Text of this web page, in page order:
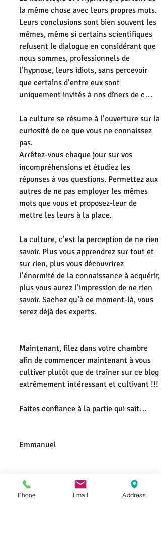
la même chose avec leurs propres mots.
Leurs conclusions sont bien souvent les
mêmes, même si certains scientifiques
refusent le dialogue en considérant que
nous sommes, professionnels de
l’hypnose, leurs idiots, sans percevoir
que certains d’entre eux sont
uniquement invités à nos dîners de c…
La culture se résume à l’ouverture sur la
curiosité de ce que vous ne connaissez
pas.
Arrêtez-vous chaque jour sur vos
incompréhensions et étudiez les
réponses à vos questions. Permettez aux
autres de ne pas employer les mêmes
mots que vous et proposez-leur de
mettre les leurs à la place.
La culture, c’est la perception de ne rien
savoir. Plus vous apprendrez sur tout et
sur rien, plus vous découvrirez
l’énormité de la connaissance à acquérir,
plus vous aurez l’impression de ne rien
savoir. Sachez qu’à ce moment-là, vous
serez déjà des experts.
Maintenant, filez dans votre chambre
afin de commencer maintenant à vous
cultiver plutôt que de traîner sur ce blog
extrêmement intéressant et cultivant !!!
Faites confiance à la partie qui sait…
Emmanuel
Phone Email Address